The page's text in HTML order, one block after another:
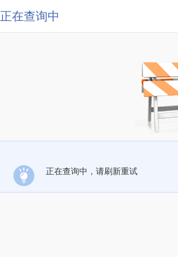
正在查询中
正在查询中，请刷新重试